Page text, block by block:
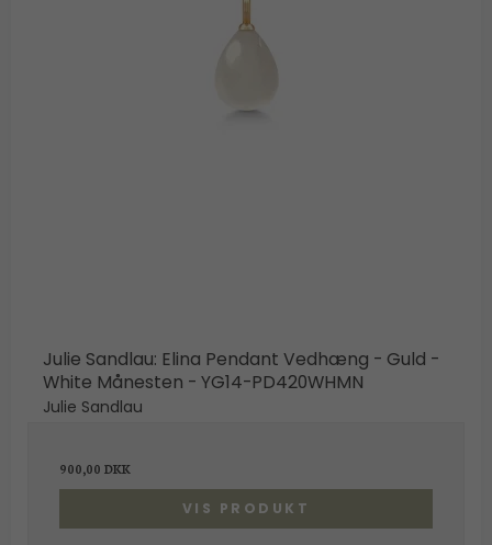
Julie Sandlau: Elina Pendant Vedhæng - Guld -
White Månesten - YG14-PD420WHMN
Julie Sandlau
900,00 DKK
VIS PRODUKT